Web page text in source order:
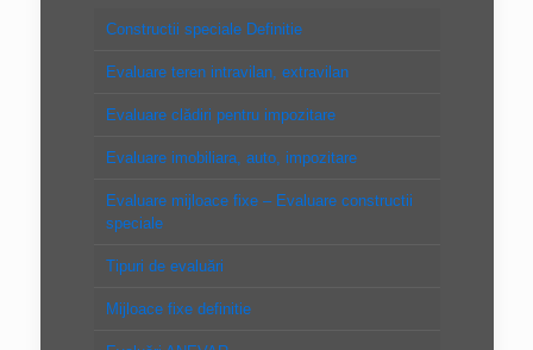
Constructii speciale Definitie
Evaluare teren intravilan, extravilan
Evaluare clădiri pentru impozitare
Evaluare imobiliara, auto, impozitare
Evaluare mijloace fixe – Evaluare constructii
speciale
Tipuri de evaluări
Mijloace fixe definitie